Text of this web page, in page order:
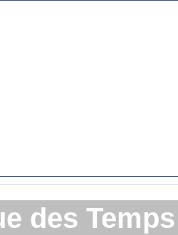
des Temps